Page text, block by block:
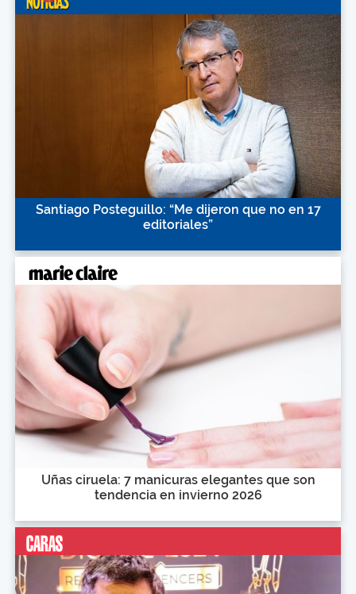
Santiago Posteguillo: “Me dijeron que no en 17
editoriales”
Uñas ciruela: 7 manicuras elegantes que son
tendencia en invierno 2026